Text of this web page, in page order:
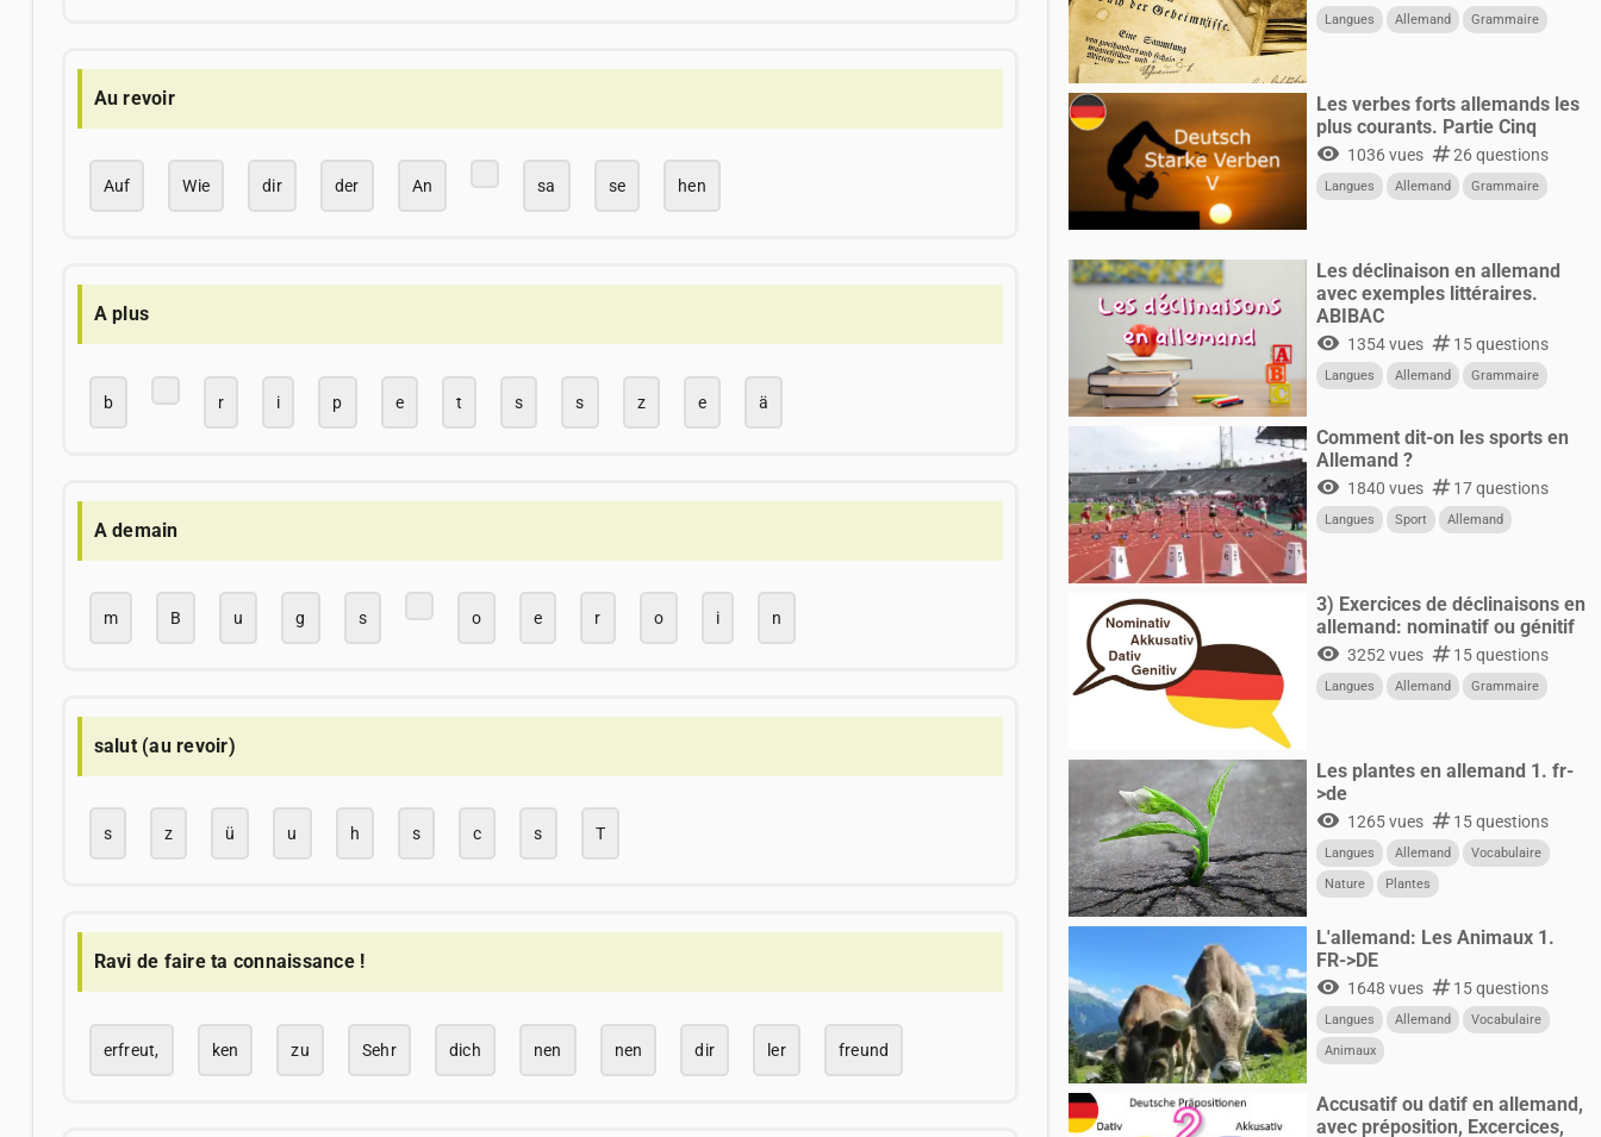
Au revoir
Auf Wie dir der An sa se hen
A plus
b r i p e t s s z e ä
A demain
m B u g s o e r o i n
salut (au revoir)
s z ü u h s c s T
Ravi de faire ta connaissance !
erfreut, ken zu Sehr dich nen nen dir ler freund
Langues Allemand Grammaire
Les verbes forts allemands les
plus courants. Partie Cinq
visibility 1036 vues numbers26 questions
Langues Allemand Grammaire
Les déclinaison en allemand
avec exemples littéraires.
ABIBAC
visibility 1354 vues numbers15 questions
Langues Allemand Grammaire
Comment dit-on les sports en
Allemand ?
visibility 1840 vues numbers17 questions
Langues Sport Allemand
3) Exercices de déclinaisons en
allemand: nominatif ou génitif
visibility 3252 vues numbers15 questions
Langues Allemand Grammaire
Les plantes en allemand 1. fr-
>de
visibility 1265 vues numbers15 questions
Langues Allemand
Vocabulaire
Nature
Plantes
L'allemand: Les Animaux 1.
FR->DE
visibility 1648 vues numbers15 questions
Langues Allemand
Vocabulaire
Animaux
Accusatif ou datif en allemand,
avec préposition, Excercices,